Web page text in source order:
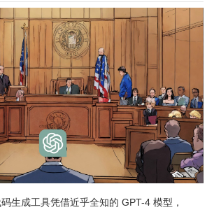
生成工具凭借近乎全知的 GPT-4 模型，